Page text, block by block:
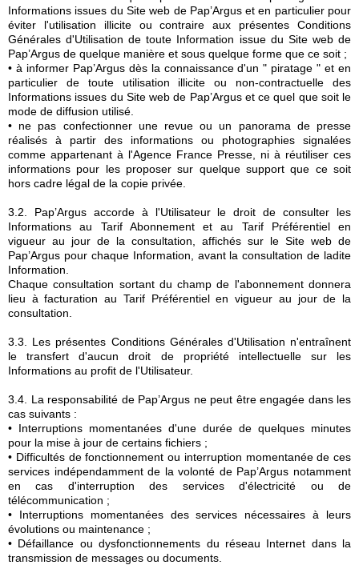
Informations issues du Site web de Pap’Argus et en particulier pour
éviter l'utilisation illicite ou contraire aux présentes Conditions
Générales d'Utilisation de toute Information issue du Site web de
Pap’Argus de quelque manière et sous quelque forme que ce soit ;
• à informer Pap’Argus dès la connaissance d'un " piratage " et en
particulier de toute utilisation illicite ou non-contractuelle des
Informations issues du Site web de Pap’Argus et ce quel que soit le
mode de diffusion utilisé.
• ne pas confectionner une revue ou un panorama de presse
réalisés à partir des informations ou photographies signalées
comme appartenant à l'Agence France Presse, ni à réutiliser ces
informations pour les proposer sur quelque support que ce soit
hors cadre légal de la copie privée.
3.2. Pap’Argus accorde à l'Utilisateur le droit de consulter les
Informations au Tarif Abonnement et au Tarif Préférentiel en
vigueur au jour de la consultation, affichés sur le Site web de
Pap’Argus pour chaque Information, avant la consultation de ladite
Information.
Chaque consultation sortant du champ de l'abonnement donnera
lieu à facturation au Tarif Préférentiel en vigueur au jour de la
consultation.
3.3. Les présentes Conditions Générales d'Utilisation n'entraînent
le transfert d'aucun droit de propriété intellectuelle sur les
Informations au profit de l'Utilisateur.
3.4. La responsabilité de Pap’Argus ne peut être engagée dans les
cas suivants :
• Interruptions momentanées d'une durée de quelques minutes
pour la mise à jour de certains fichiers ;
• Difficultés de fonctionnement ou interruption momentanée de ces
services indépendamment de la volonté de Pap’Argus notamment
en cas d'interruption des services d'électricité ou de
télécommunication ;
• Interruptions momentanées des services nécessaires à leurs
évolutions ou maintenance ;
• Défaillance ou dysfonctionnements du réseau Internet dans la
transmission de messages ou documents.